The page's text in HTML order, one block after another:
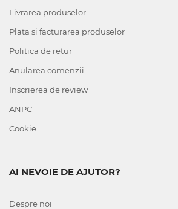
Livrarea produselor
Plata si facturarea produselor
Politica de retur
Anularea comenzii
Inscrierea de review
ANPC
Cookie
AI NEVOIE DE AJUTOR?
Despre noi